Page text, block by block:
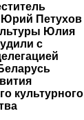
Юрий Петухов
Юлия
с
культурного